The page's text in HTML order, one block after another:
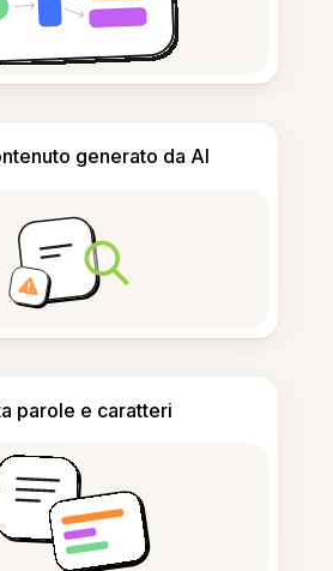
generato da AI
parole e caratteri